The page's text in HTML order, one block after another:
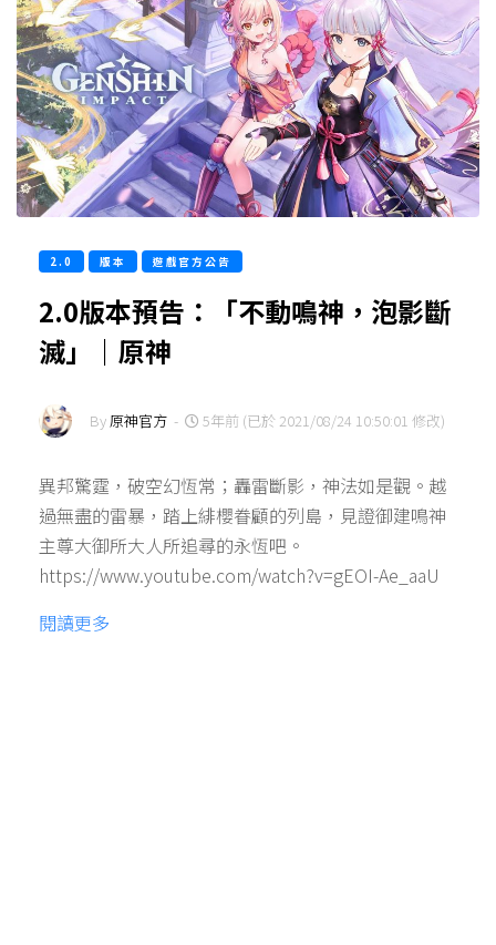
2.0 版本 遊戲官方公告
2.0版本預告：「不動鳴神，泡影斷
滅」｜原神
By原神官方 - 5年前 (已於 2021/08/24 10:50:01 修改)
異邦驚霆，破空幻恆常；轟雷斷影，神法如是觀。越
過無盡的雷暴，踏上緋櫻眷顧的列島，見證御建鳴神
主尊大御所大人所追尋的永恆吧。
https://www.youtube.com/watch?v=gEOI-Ae_aaU
閱讀更多